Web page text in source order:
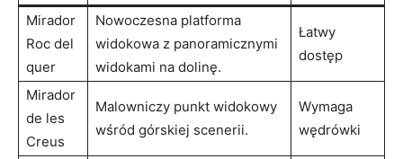
Mirador
Roc del
quer
Nowoczesna⁣ platforma
widokowa z panoramicznymi⁤
widokami na dolinę.
Łatwy
dostęp
Mirador
de les
Creus
Malowniczy punkt⁣ widokowy
wśród górskiej scenerii.
Wymaga
wędrówki